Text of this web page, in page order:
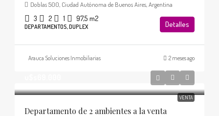
Doblas 500, Ciudad Autónoma de Buenos Aires, Argentina
3 2 1 97,5 m2
DEPARTAMENTOS, DUPLEX Detalles
Arauca Soluciones Inmobiliarias 2 meses ago
VENTA
Departamento de 2 ambientes a la venta